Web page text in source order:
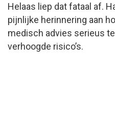
Helaas liep dat fataal af.
pijnlijke herinnering aan
medisch advies serieus
verhoogde risico’s.